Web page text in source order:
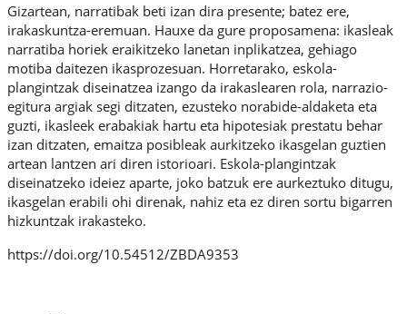
Gizartean, narratibak beti izan dira presente; batez ere,
irakaskuntza-eremuan. Hauxe da gure proposamena: ikasleak
narratiba horiek eraikitzeko lanetan inplikatzea, gehiago
motiba daitezen ikasprozesuan. Horretarako, eskola-
plangintzak diseinatzea izango da irakaslearen rola, narrazio-
egitura argiak segi ditzaten, ezusteko norabide-aldaketa eta
guzti, ikasleek erabakiak hartu eta hipotesiak prestatu behar
izan ditzaten, emaitza posibleak aurkitzeko ikasgelan guztien
artean lantzen ari diren istorioari. Eskola-plangintzak
diseinatzeko ideiez aparte, joko batzuk ere aurkeztuko ditugu,
ikasgelan erabili ohi direnak, nahiz eta ez diren sortu bigarren
hizkuntzak irakasteko.
https://doi.org/10.54512/ZBDA9353